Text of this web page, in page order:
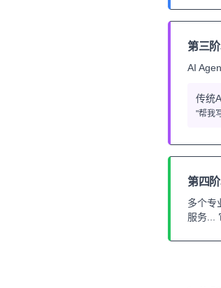
第三
AI
传统
"帮我
第四
多个专
服务...